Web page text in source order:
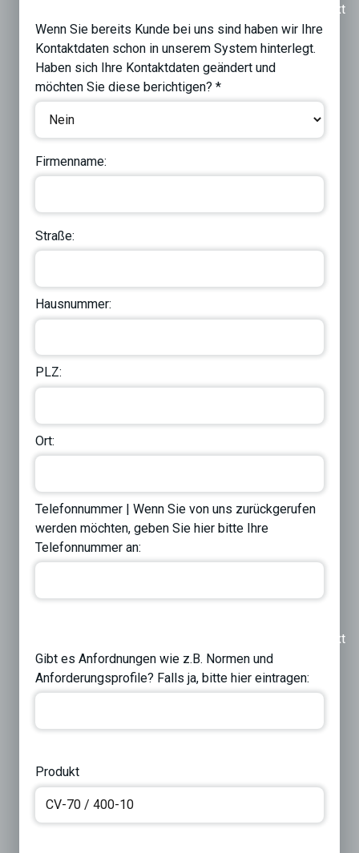
Next
Wenn Sie bereits Kunde bei uns sind haben wir Ihre
Kontaktdaten schon in unserem System hinterlegt.
Haben sich Ihre Kontaktdaten geändert und
möchten Sie diese berichtigen? *
Firmenname:
Straße:
Hausnummer:
PLZ:
Ort:
Telefonnummer | Wenn Sie von uns zurückgerufen
werden möchten, geben Sie hier bitte Ihre
Telefonnummer an:
Next
Gibt es Anfordnungen wie z.B. Normen und
Anforderungsprofile? Falls ja, bitte hier eintragen:
Produkt